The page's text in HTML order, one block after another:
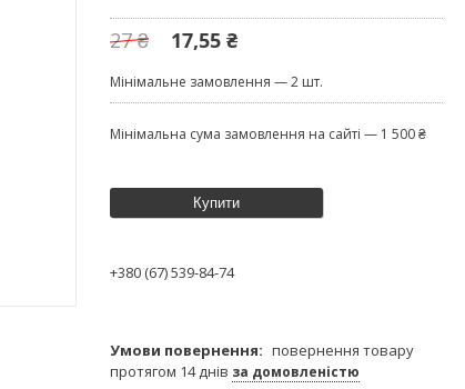
27 ₴ 17,55 ₴
Мінімальне замовлення — 2 шт.
Мінімальна сума замовлення на сайті — 1 500 ₴
Купити
+380 (67) 539-84-74
повернення товару
протягом 14 днів за домовленістю